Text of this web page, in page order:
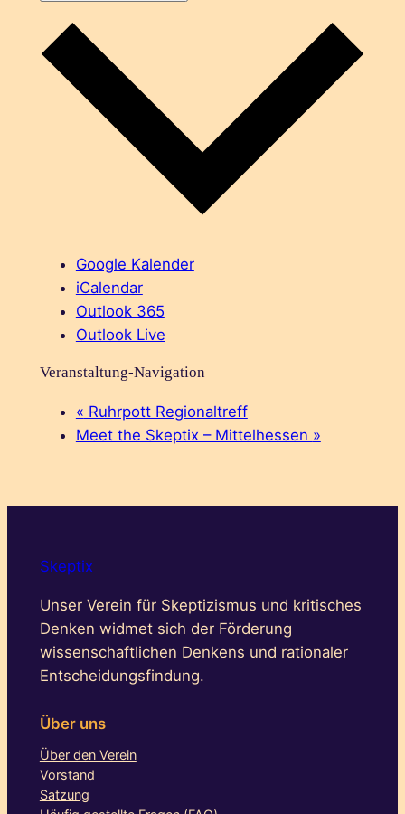
Google Kalender
iCalendar
Outlook 365
Outlook Live
Veranstaltung-Navigation
« Ruhrpott Regionaltreff
Meet the Skeptix – Mittelhessen »
Skeptix
Unser Verein für Skeptizismus und kritisches
Denken widmet sich der Förderung
wissenschaftlichen Denkens und rationaler
Entscheidungsfindung.
Über uns
Über den Verein
Vorstand
Satzung